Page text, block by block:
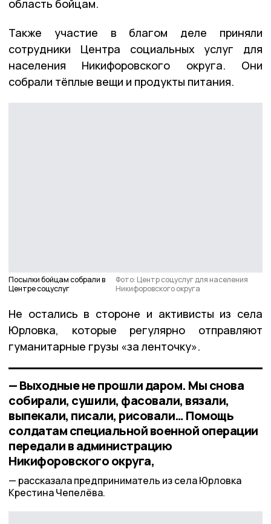
область бойцам.
Также участие в благом деле приняли
сотрудники Центра социальных услуг для
населения Никифоровского округа. Они
собрали тёплые вещи и продукты питания.
Посылки бойцам собрали в
Центре соцуслуг
Фото: Центр соцуслуг для населения
Никифоровского округа
Не остались в стороне и активисты из села
Юрловка, которые регулярно отправляют
гуманитарные грузы «за ленточку».
— Выходные не прошли даром. Мы снова
собирали, сушили, фасовали, вязали,
выпекали, писали, рисовали… Помощь
солдатам специальной военной операции
передали в администрацию
Никифоровского округа,
рассказала предприниматель из села Юрловка
Крестина Чепелёва.